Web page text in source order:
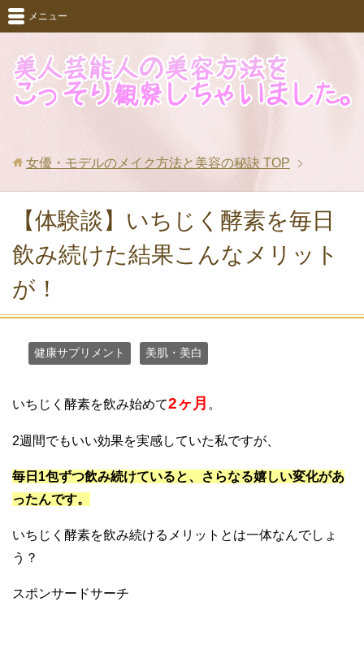
メニュー
女優・モデルのメイク方法と美容の秘訣 TOP
【体験談】いちじく酵素を毎日
飲み続けた結果こんなメリット
が！
健康サプリメント 美肌・美白
いちじく酵素を飲み始めて2ヶ月 。
2週間でもいい効果を実感していた私ですが、
毎日1包ずつ飲み続けていると、さらなる嬉しい変化があ
ったんです。
いちじく酵素を飲み続けるメリットとは一体なんでしょ
う？
スポンサードサーチ